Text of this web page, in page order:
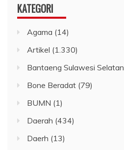
KATEGORI
Agama (14)
Artikel (1.330)
Bantaeng Sulawesi Selatan
Bone Beradat (79)
BUMN (1)
Daerah (434)
Daerh (13)